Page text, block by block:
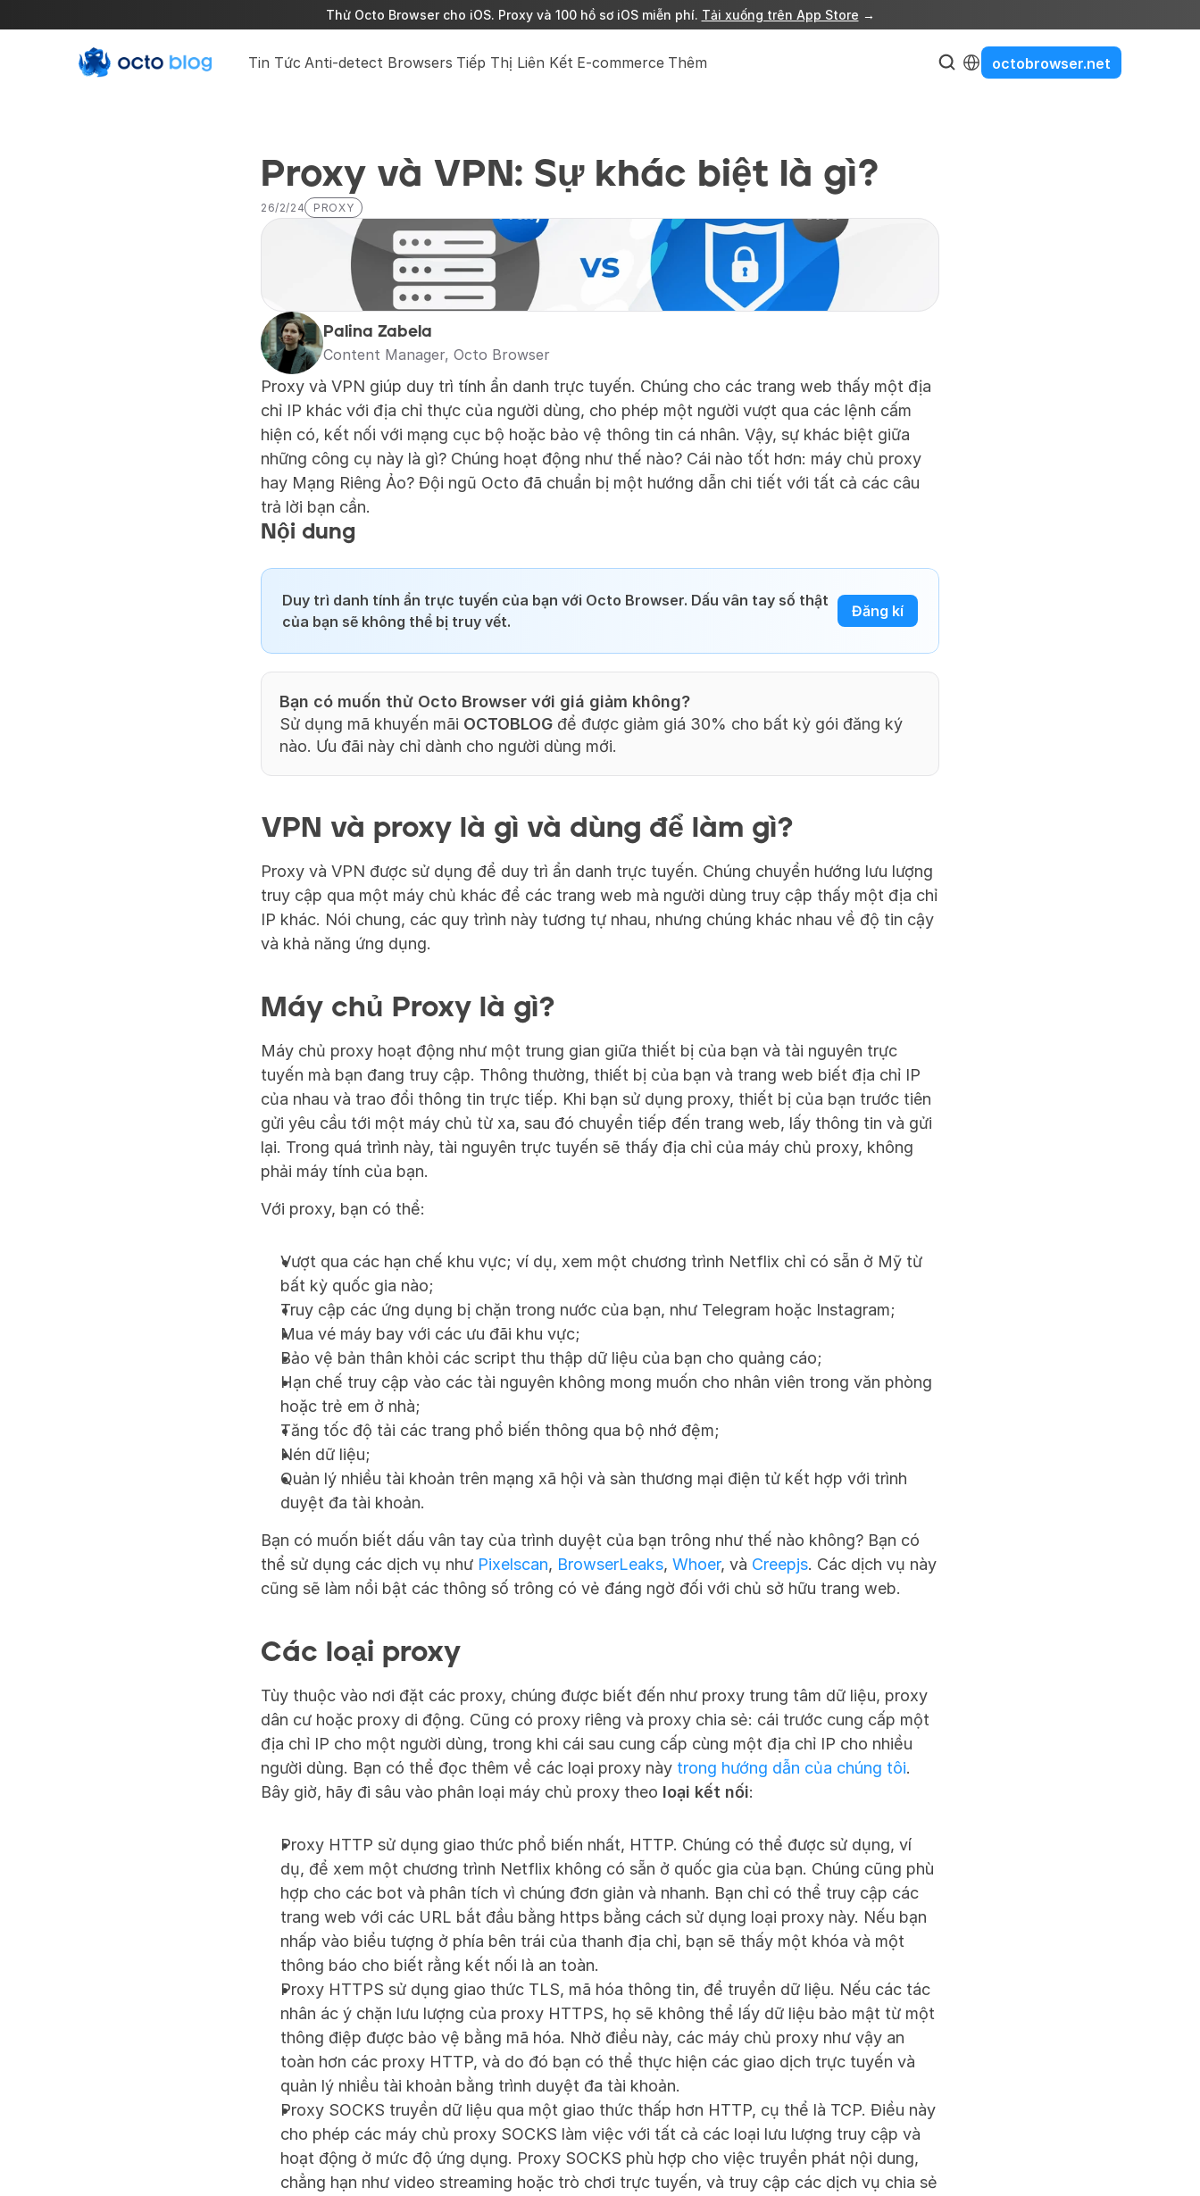
Thử Octo Browser cho iOS. Proxy và 100 hồ sơ iOS miễn phí. Tải xuống trên App Store →
Tin Tức Anti-detect Browsers Tiếp Thị Liên Kết E-commerce Thêm
Select Language
octobrowser.net
Proxy và VPN: Sự khác biệt là gì?
26/2/24 PROXY
Palina Zabela
Content Manager, Octo Browser
Proxy và VPN giúp duy trì tính ẩn danh trực tuyến. Chúng cho các trang web thấy một địa
chỉ IP khác với địa chỉ thực của người dùng, cho phép một người vượt qua các lệnh cấm
hiện có, kết nối với mạng cục bộ hoặc bảo vệ thông tin cá nhân. Vậy, sự khác biệt giữa
những công cụ này là gì? Chúng hoạt động như thế nào? Cái nào tốt hơn: máy chủ proxy
hay Mạng Riêng Ảo? Đội ngũ Octo đã chuẩn bị một hướng dẫn chi tiết với tất cả các câu
trả lời bạn cần.
Nội dung
Duy trì danh tính ẩn trực tuyến của bạn với Octo Browser. Dấu vân tay số thật
của bạn sẽ không thể bị truy vết.
Đăng kí
Bạn có muốn thử Octo Browser với giá giảm không?
Sử dụng mã khuyến mãi OCTOBLOG để được giảm giá 30% cho bất kỳ gói đăng ký
nào. Ưu đãi này chỉ dành cho người dùng mới.
VPN và proxy là gì và dùng để làm gì?
Proxy và VPN được sử dụng để duy trì ẩn danh trực tuyến. Chúng chuyển hướng lưu lượng
truy cập qua một máy chủ khác để các trang web mà người dùng truy cập thấy một địa chỉ
IP khác. Nói chung, các quy trình này tương tự nhau, nhưng chúng khác nhau về độ tin cậy
và khả năng ứng dụng.
Máy chủ Proxy là gì?
Máy chủ proxy hoạt động như một trung gian giữa thiết bị của bạn và tài nguyên trực
tuyến mà bạn đang truy cập. Thông thường, thiết bị của bạn và trang web biết địa chỉ IP
của nhau và trao đổi thông tin trực tiếp. Khi bạn sử dụng proxy, thiết bị của bạn trước tiên
gửi yêu cầu tới một máy chủ từ xa, sau đó chuyển tiếp đến trang web, lấy thông tin và gửi
lại. Trong quá trình này, tài nguyên trực tuyến sẽ thấy địa chỉ của máy chủ proxy, không
phải máy tính của bạn.
Với proxy, bạn có thể:
Vượt qua các hạn chế khu vực; ví dụ, xem một chương trình Netflix chỉ có sẵn ở Mỹ từ
bất kỳ quốc gia nào;
Truy cập các ứng dụng bị chặn trong nước của bạn, như Telegram hoặc Instagram;
Mua vé máy bay với các ưu đãi khu vực;
Bảo vệ bản thân khỏi các script thu thập dữ liệu của bạn cho quảng cáo;
Hạn chế truy cập vào các tài nguyên không mong muốn cho nhân viên trong văn phòng
hoặc trẻ em ở nhà;
Tăng tốc độ tải các trang phổ biến thông qua bộ nhớ đệm;
Nén dữ liệu;
Quản lý nhiều tài khoản trên mạng xã hội và sàn thương mại điện tử kết hợp với trình
duyệt đa tài khoản.
Bạn có muốn biết dấu vân tay của trình duyệt của bạn trông như thế nào không? Bạn có
thể sử dụng các dịch vụ như Pixelscan, BrowserLeaks, Whoer, và Creepjs. Các dịch vụ này
cũng sẽ làm nổi bật các thông số trông có vẻ đáng ngờ đối với chủ sở hữu trang web.
Các loại proxy
Tùy thuộc vào nơi đặt các proxy, chúng được biết đến như proxy trung tâm dữ liệu, proxy
dân cư hoặc proxy di động. Cũng có proxy riêng và proxy chia sẻ: cái trước cung cấp một
địa chỉ IP cho một người dùng, trong khi cái sau cung cấp cùng một địa chỉ IP cho nhiều
người dùng. Bạn có thể đọc thêm về các loại proxy này trong hướng dẫn của chúng tôi.
Bây giờ, hãy đi sâu vào phân loại máy chủ proxy theo loại kết nối:
Proxy HTTP sử dụng giao thức phổ biến nhất, HTTP. Chúng có thể được sử dụng, ví
dụ, để xem một chương trình Netflix không có sẵn ở quốc gia của bạn. Chúng cũng phù
hợp cho các bot và phân tích vì chúng đơn giản và nhanh. Bạn chỉ có thể truy cập các
trang web với các URL bắt đầu bằng https bằng cách sử dụng loại proxy này. Nếu bạn
nhấp vào biểu tượng ở phía bên trái của thanh địa chỉ, bạn sẽ thấy một khóa và một
thông báo cho biết rằng kết nối là an toàn.
Proxy HTTPS sử dụng giao thức TLS, mã hóa thông tin, để truyền dữ liệu. Nếu các tác
nhân ác ý chặn lưu lượng của proxy HTTPS, họ sẽ không thể lấy dữ liệu bảo mật từ một
thông điệp được bảo vệ bằng mã hóa. Nhờ điều này, các máy chủ proxy như vậy an
toàn hơn các proxy HTTP, và do đó bạn có thể thực hiện các giao dịch trực tuyến và
quản lý nhiều tài khoản bằng trình duyệt đa tài khoản.
Proxy SOCKS truyền dữ liệu qua một giao thức thấp hơn HTTP, cụ thể là TCP. Điều này
cho phép các máy chủ proxy SOCKS làm việc với tất cả các loại lưu lượng truy cập và
hoạt động ở mức độ ứng dụng. Proxy SOCKS phù hợp cho việc truyền phát nội dung,
chẳng hạn như video streaming hoặc trò chơi trực tuyến, và truy cập các dịch vụ chia sẻ